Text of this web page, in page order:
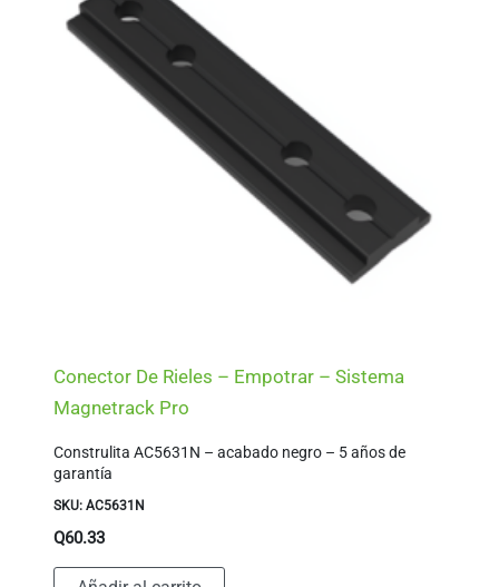
Conector De Rieles – Empotrar – Sistema
Magnetrack Pro
Construlita AC5631N – acabado negro – 5 años de
garantía
SKU: AC5631N
Q60.33